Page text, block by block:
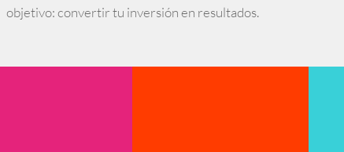
objetivo: convertir tu inversión en resultados.